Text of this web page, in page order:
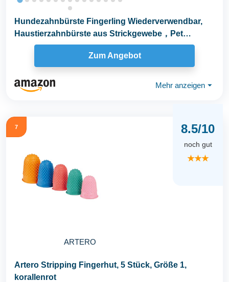
Hundezahnbürste Fingerling Wiederverwendbar,
Haustierzahnbürste aus Strickgewebe，Pet
Finger...
Zum Angebot
Mehr anzeigen ⏷
7
ARTERO
8.5/10
noch gut
★★★
Artero Stripping Fingerhut, 5 Stück, Größe 1,
korallenrot